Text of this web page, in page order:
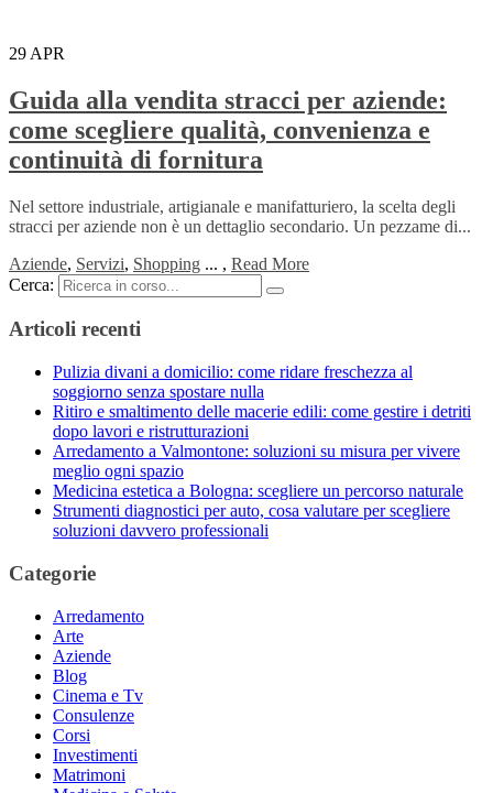
29 APR
Guida alla vendita stracci per aziende:
come scegliere qualità, convenienza e
continuità di fornitura
Nel settore industriale, artigianale e manifatturiero, la scelta degli
stracci per aziende non è un dettaglio secondario. Un pezzame di...
Aziende, Servizi, Shopping ... , Read More
Cerca:
Articoli recenti
Pulizia divani a domicilio: come ridare freschezza al
soggiorno senza spostare nulla
Ritiro e smaltimento delle macerie edili: come gestire i detriti
dopo lavori e ristrutturazioni
Arredamento a Valmontone: soluzioni su misura per vivere
meglio ogni spazio
Medicina estetica a Bologna: scegliere un percorso naturale
Strumenti diagnostici per auto, cosa valutare per scegliere
soluzioni davvero professionali
Categorie
Arredamento
Arte
Aziende
Blog
Cinema e Tv
Consulenze
Corsi
Investimenti
Matrimoni